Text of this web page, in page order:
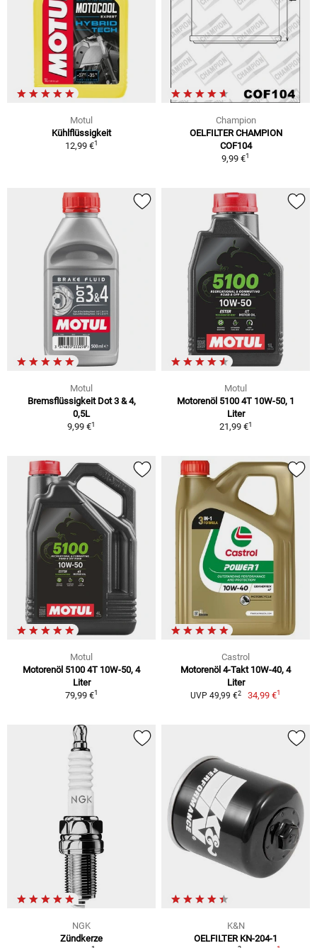
Motul
Kühlflüssigkeit
12,99 €1
Champion
OELFILTER CHAMPION
COF104
9,99 €1
Motul
Bremsflüssigkeit Dot 3 & 4,
0,5L
9,99 €1
Motul
Motorenöl 5100 4T 10W-50, 1
Liter
21,99 €1
Motul
Motorenöl 5100 4T 10W-50, 4
Liter
79,99 €1
Castrol
Motorenöl 4-Takt 10W-40, 4
Liter
UVP 49,99 €2 34,99 €1
NGK
Zündkerze
K&N
OELFILTER KN-204-1